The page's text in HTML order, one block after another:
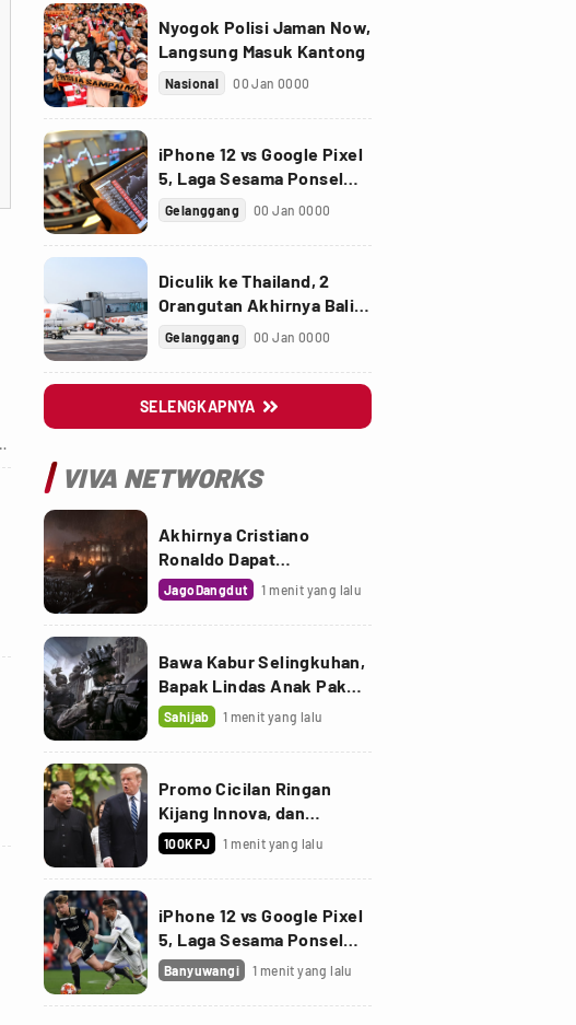
Nyogok Polisi Jaman Now,
Langsung Masuk Kantong
Nasional 00 Jan 0000
iPhone 12 vs Google Pixel
5, Laga Sesama Ponsel
Sultan
Gelanggang 00 Jan 0000
Diculik ke Thailand, 2
Orangutan Akhirnya Balik
ke Indonesia
Gelanggang 00 Jan 0000
SELENGKAPNYA 
VIVA NETWORKS
Akhirnya Cristiano
Ronaldo Dapat
Penghargaan Golden Foot
JagoDangdut 1 menit yang lalu
Bawa Kabur Selingkuhan,
Bapak Lindas Anak Pakai
Truk Sawit
Sahijab 1 menit yang lalu
Promo Cicilan Ringan
Kijang Innova, dan
Fortuner Setelah Diskon
PPnBM
100KPJ 1 menit yang lalu
iPhone 12 vs Google Pixel
5, Laga Sesama Ponsel
Sultan
Banyuwangi 1 menit yang lalu